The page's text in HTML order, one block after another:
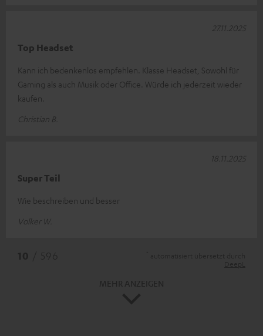
Top Headset
Kann ich bedenkenlos empfehlen. Klasse Headset, Sowohl für
Gaming als auch Musik oder Office. Würde ich jederzeit wieder
kaufen.
Christian B.
27.11.2025
Super Teil
Wie beschreiben und besser
Volker W.
18.11.2025